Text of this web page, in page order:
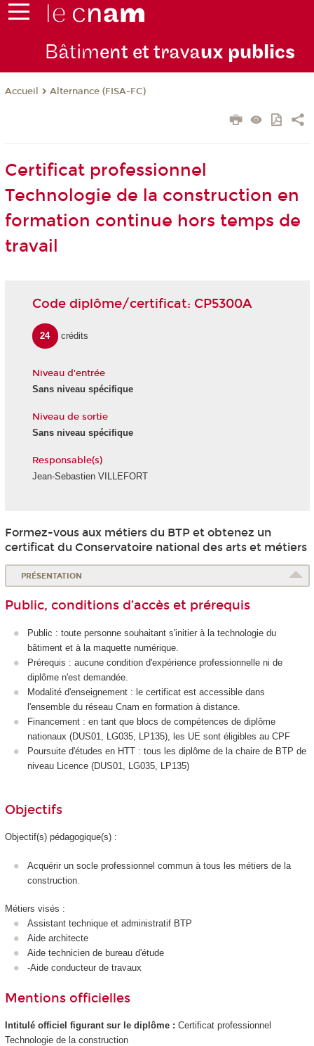
Bâtiment et travaux publics
Accueil Alternance (FISA-FC)
Certificat professionnel
Technologie de la construction en
formation continue hors temps de
travail
Code diplôme/certificat: CP5300A
24 crédits
Niveau d'entrée
Sans niveau spécifique
Niveau de sortie
Sans niveau spécifique
Responsable(s)
Jean-Sebastien VILLEFORT
Formez-vous aux métiers du BTP et obtenez un
certificat du Conservatoire national des arts et métiers
PRÉSENTATION
Public, conditions d’accès et prérequis
Public : toute personne souhaitant s'initier à la technologie du
bâtiment et à la maquette numérique.
Prérequis : aucune condition d'expérience professionnelle ni de
diplôme n'est demandée.
Modalité d'enseignement : le certificat est accessible dans
l'ensemble du réseau Cnam en formation à distance.
Financement : en tant que blocs de compétences de diplôme
nationaux (DUS01, LG035, LP135), les UE sont éligibles au CPF
Poursuite d'études en HTT : tous les diplôme de la chaire de BTP de
niveau Licence (DUS01, LG035, LP135)
Objectifs
Objectif(s) pédagogique(s) :
Acquérir un socle professionnel commun à tous les métiers de la
construction.
Métiers visés :
Assistant technique et administratif BTP
Aide architecte
Aide technicien de bureau d'étude
-Aide conducteur de travaux
Mentions officielles
Intitulé officiel figurant sur le diplôme : Certificat professionnel
Technologie de la construction